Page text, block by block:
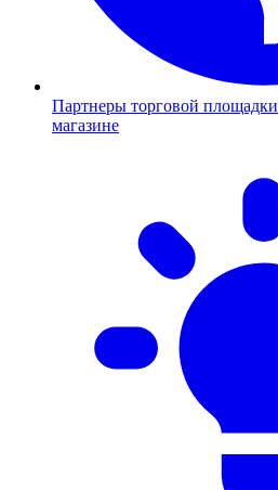
Партнеры торговой площадки
магазине